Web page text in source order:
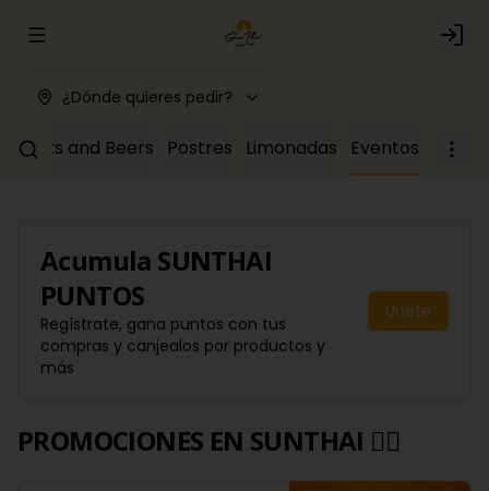
Abrir menu de navegación Login
¿Dónde quieres pedir?
Drinks and Beers Postres Limonadas Eventos
Acumula SUNTHAI
PUNTOS
Regístrate, gana puntos con tus
compras y canjealos por productos y
más
Únete
PROMOCIONES EN SUNTHAI 🙂‍↔️